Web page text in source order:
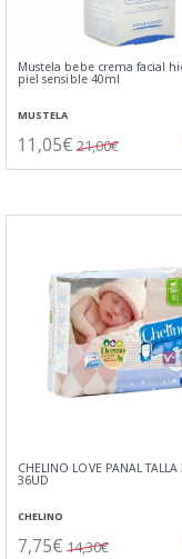
Mustela bebe crema facial
piel sensible 40ml
MUSTELA
11,05€ 21,00€
CHELINO LOVE PAÑAL
36UD
CHELINO
7,75€ 14,30€